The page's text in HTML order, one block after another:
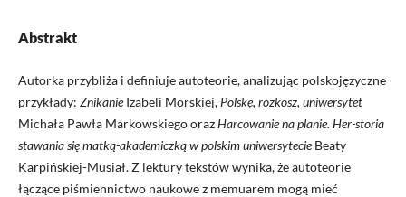
Abstrakt
Autorka przybliża i definiuje autoteorie, analizując polskojęzyczne
przykłady: ZnikanieIzabeli Morskiej, Polskę, rozkosz, uniwersytet
Michała Pawła Markowskiego orazHarcowanie na planie. Her-storia
stawania się matką-akademiczką w polskim uniwersytecieBeaty
Karpińskiej-Musiał. Z lektury tekstów wynika, że autoteorie
łączące piśmiennictwo naukowe z memuarem mogą mieć